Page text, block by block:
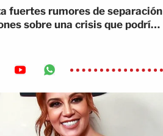
fuertes rumores de separación
sobre una crisis que podría